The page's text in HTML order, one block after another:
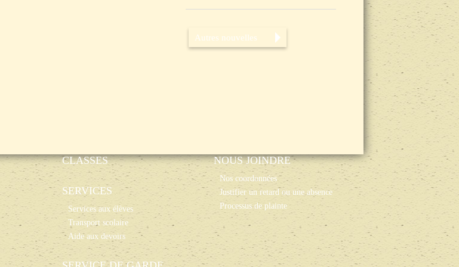
Autres nouvelles
CLASSES
SERVICES
Services aux élèves
Transport scolaire
Aide aux devoirs
NOUS JOINDRE
Nos coordonnées
Justifier un retard ou une absence
Processus de plainte